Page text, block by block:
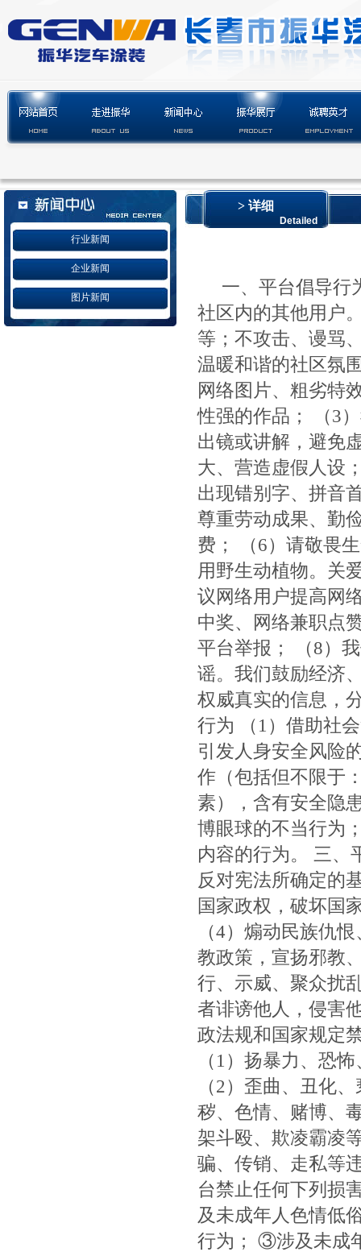
行业新闻
企业新闻
图片新闻
> 详细
Detailed
一、平台倡导行
社区内的其他用户
等；不攻击、谩骂
温暖和谐的社区氛
网络图片、粗劣特
性强的作品； （3
出镜或讲解，避免
大、营造虚假人设
出现错别字、拼音
尊重劳动成果、勤
费； （6）请敬畏
用野生动植物。关
议网络用户提高网
中奖、网络兼职点
平台举报； （8）
谣。我们鼓励经济
权威真实的信息，
行为 （1）借助社
引发人身安全风险
作（包括但不限于
素），含有安全隐
博眼球的不当行为
内容的行为。 三、
反对宪法所确定的
国家政权，破坏国
（4）煽动民族仇
教政策，宣扬邪教
行、示威、聚众扰
者诽谤他人，侵害
政法规和国家规定
（1）扬暴力、恐
（2）歪曲、丑化
秽、色情、赌博、
架斗殴、欺凌霸凌
骗、传销、走私等
台禁止任何下列损
及未成年人色情低
行为； ③涉及未成